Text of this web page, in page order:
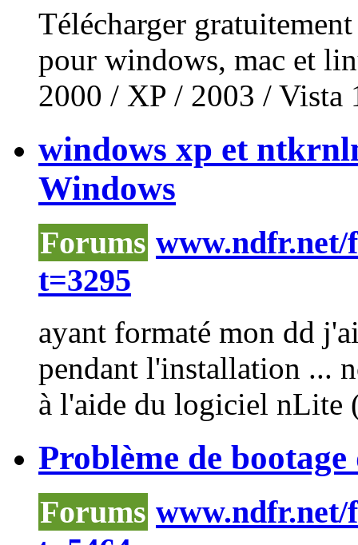
Télécharger
pour windows, mac et
2000 / XP / 2003 / Vista
windows xp et
Windows
Forums www.ndfr.net/
t=3295
ayant formaté mon dd
pendant l'installation ...
à l'aide du logiciel nLite
Problème de
Forums www.ndfr.net/